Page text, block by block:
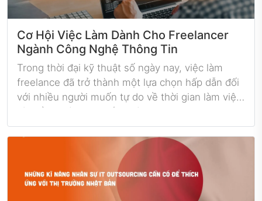
Cơ Hội Việc Làm Dành Cho Freelancer
Ngành Công Nghệ Thông Tin
Trong thời đại kỹ thuật số ngày nay, việc làm
freelance đã trở thành một lựa chọn hấp dẫn đối
với nhiều người muốn tự do về thời gian làm việc
Công nghệ thông tin (IT), cơ hội việc làm cho các
freelancer không chỉ phong phú mà còn đầy tiềm
năng. Với sự phát triển không ngừng của ngành
này, việc tìm kiếm và tham gia vào dự án
freelance có thể trở nên dễ dàng hơn bao giờ